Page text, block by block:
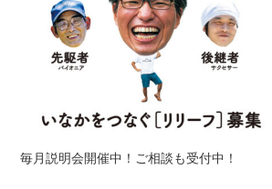
毎月説明会開催中！ご相談も受付中！